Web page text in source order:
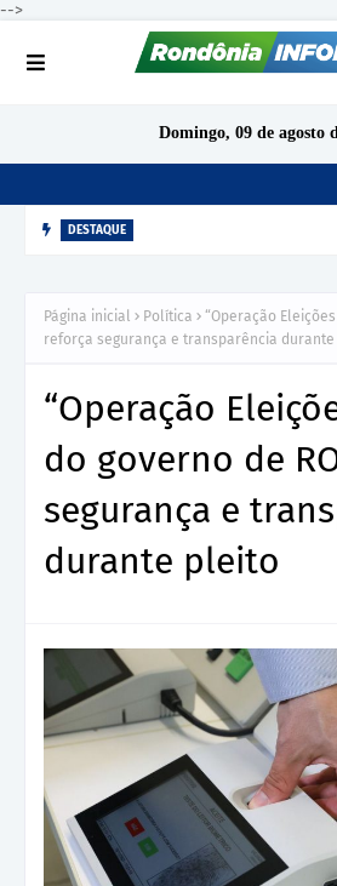
-->
Domingo, 09 de agosto
DESTAQUE
Guaporé
Página inicial Política
“Operação
reforça segurança e transparência
“Operação
do governo de
segurança e
durante pleito